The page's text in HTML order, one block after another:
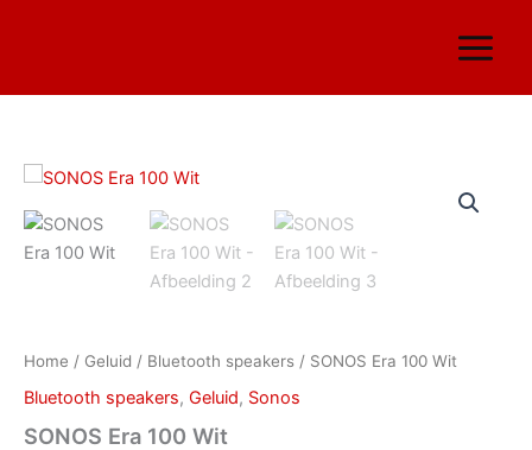
inhoud
Home / Geluid / Bluetooth speakers / SONOS Era 100 Wit
Bluetooth speakers, Geluid, Sonos
SONOS Era 100 Wit
SONOS
100
Wit